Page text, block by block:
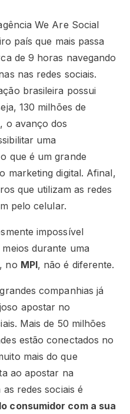
We Are Social
país que mais passa
de 9 horas navegando
nas redes sociais.
brasileira possui
130 milhões de
o avanço dos
uma
que é um grande
marketing digital. Afinal,
que utilizam as redes
pelo celular.
impossível
durante uma
no MPI, não é diferente.
companhias já
apostar no
Mais de 50 milhões
estão conectados no
mais do que
ao apostar na
redes sociais é
consumidor com a sua